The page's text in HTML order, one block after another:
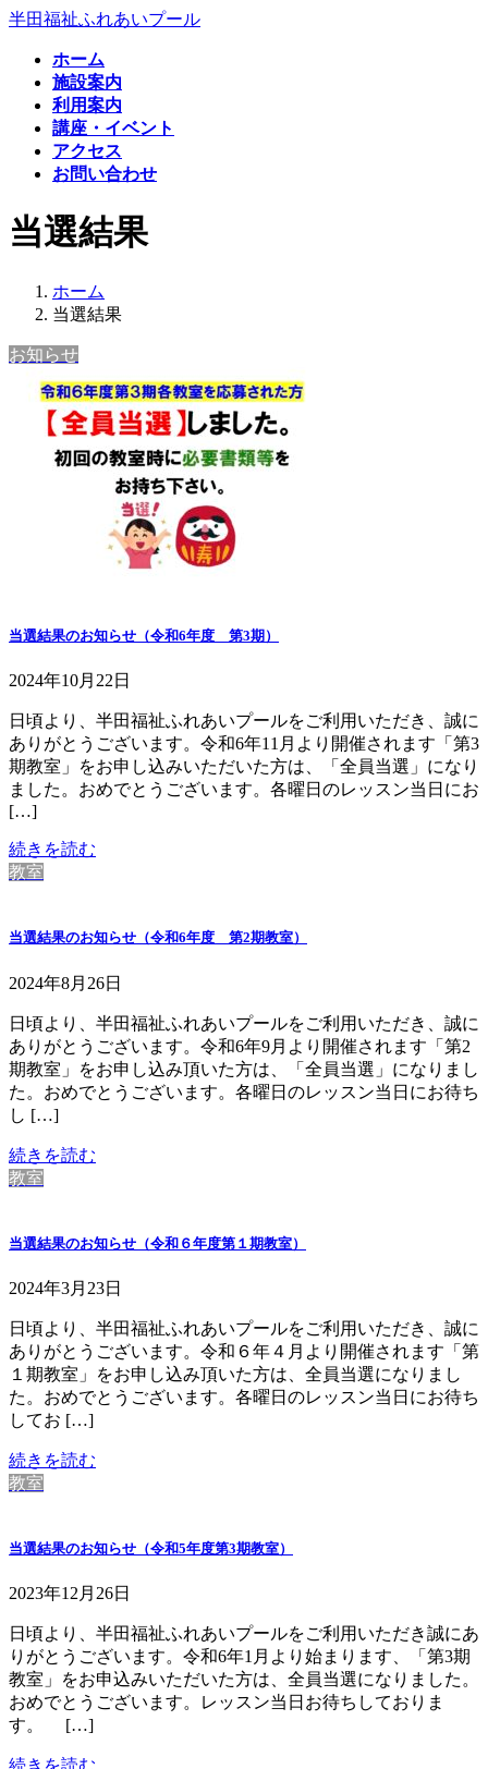
コ
プ
ナ
動
半田福祉ふれあいプール
ホーム
施設案内
利用案内
講座・イベント
アクセス
お問い合わせ
当選結果
ホーム
当選結果
お知らせ
当選結果のお知らせ（令和6年度 第3期）
2024年10月22日
日頃より、半田福祉ふれあいプールをご利用いただき、誠に
ありがとうございます。令和6年11月より開催されます「第3
期教室」をお申し込みいただいた方は、「全員当選」になり
ました。おめでとうございます。各曜日のレッスン当日にお
[…]
続きを読む
教室
当選結果のお知らせ（令和6年度 第2期教室）
2024年8月26日
日頃より、半田福祉ふれあいプールをご利用いただき、誠に
ありがとうございます。令和6年9月より開催されます「第2
期教室」をお申し込み頂いた方は、「全員当選」になりまし
た。おめでとうございます。各曜日のレッスン当日にお待ち
し […]
続きを読む
教室
当選結果のお知らせ（令和６年度第１期教室）
2024年3月23日
日頃より、半田福祉ふれあいプールをご利用いただき、誠に
ありがとうございます。令和６年４月より開催されます「第
１期教室」をお申し込み頂いた方は、全員当選になりまし
た。おめでとうございます。各曜日のレッスン当日にお待ち
してお […]
続きを読む
教室
当選結果のお知らせ（令和5年度第3期教室）
2023年12月26日
日頃より、半田福祉ふれあいプールをご利用いただき誠にあ
りがとうございます。令和6年1月より始まります、「第3期
教室」をお申込みいただいた方は、全員当選になりました。
おめでとうございます。レッスン当日お待ちしておりま
す。 […]